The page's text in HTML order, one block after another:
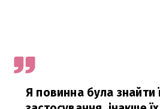
Я повинна була знайти